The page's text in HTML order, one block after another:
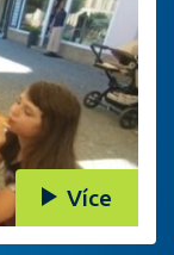
Více